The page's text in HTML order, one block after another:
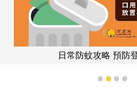
日常防蚊攻略 預防登革熱(2)
1 2 3 4